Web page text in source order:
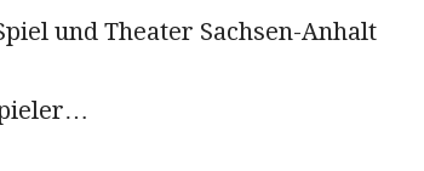
und Theater Sachsen-Anhalt